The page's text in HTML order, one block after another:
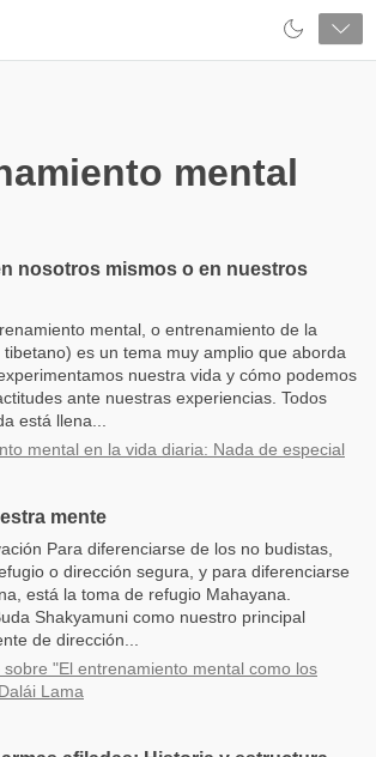
mental
nosotros mismos o en nuestros
mental, o entrenamiento de la
tibetano) es un tema muy amplio que aborda
nuestra vida y cómo podemos
ante nuestras experiencias. Todos
está llena...
mental en la vida diaria: Nada de especial
mente
Para diferenciarse de los no budistas,
o dirección segura, y para diferenciarse
está la toma de refugio Mahayana.
Shakyamuni como nuestro principal
de dirección...
"El entrenamiento mental como los
Lama